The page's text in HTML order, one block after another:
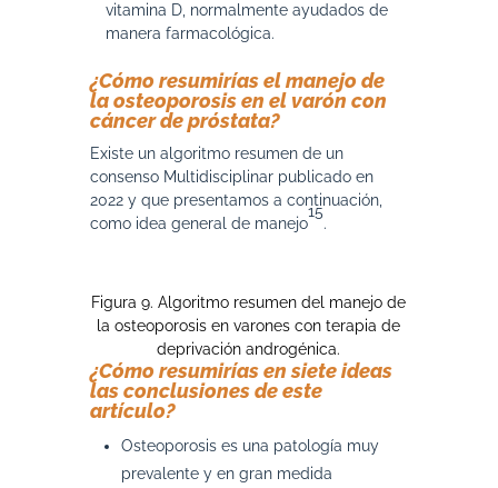
vitamina D, normalmente ayudados de
manera farmacológica.
¿Cómo resumirías el manejo de
la osteoporosis en el varón con
cáncer de próstata?
Existe un algoritmo resumen de un
consenso Multidisciplinar publicado en
2022 y que presentamos a continuación,
como idea general de manejo
15
.
Figura 9. Algoritmo resumen del manejo de
la osteoporosis en varones con terapia de
deprivación androgénica.
¿Cómo resumirías en siete ideas
las conclusiones de este
artículo?
Osteoporosis es una patología muy
prevalente y en gran medida